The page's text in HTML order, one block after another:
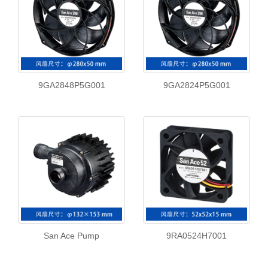
9GA2848P5G001 9GA2824P5G001
San Ace Pump 9RA0524H7001